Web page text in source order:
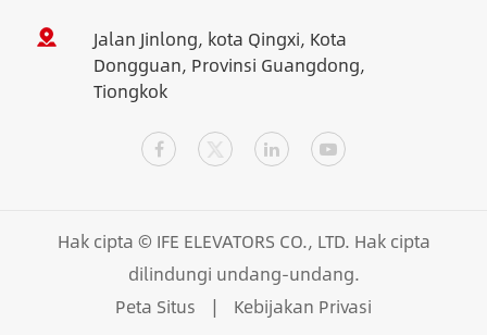
Jalan Jinlong, kota Qingxi, Kota
Dongguan, Provinsi Guangdong,
Tiongkok
Hak cipta © IFE ELEVATORS CO., LTD. Hak cipta
dilindungi undang-undang.
Peta Situs
| Kebijakan Privasi